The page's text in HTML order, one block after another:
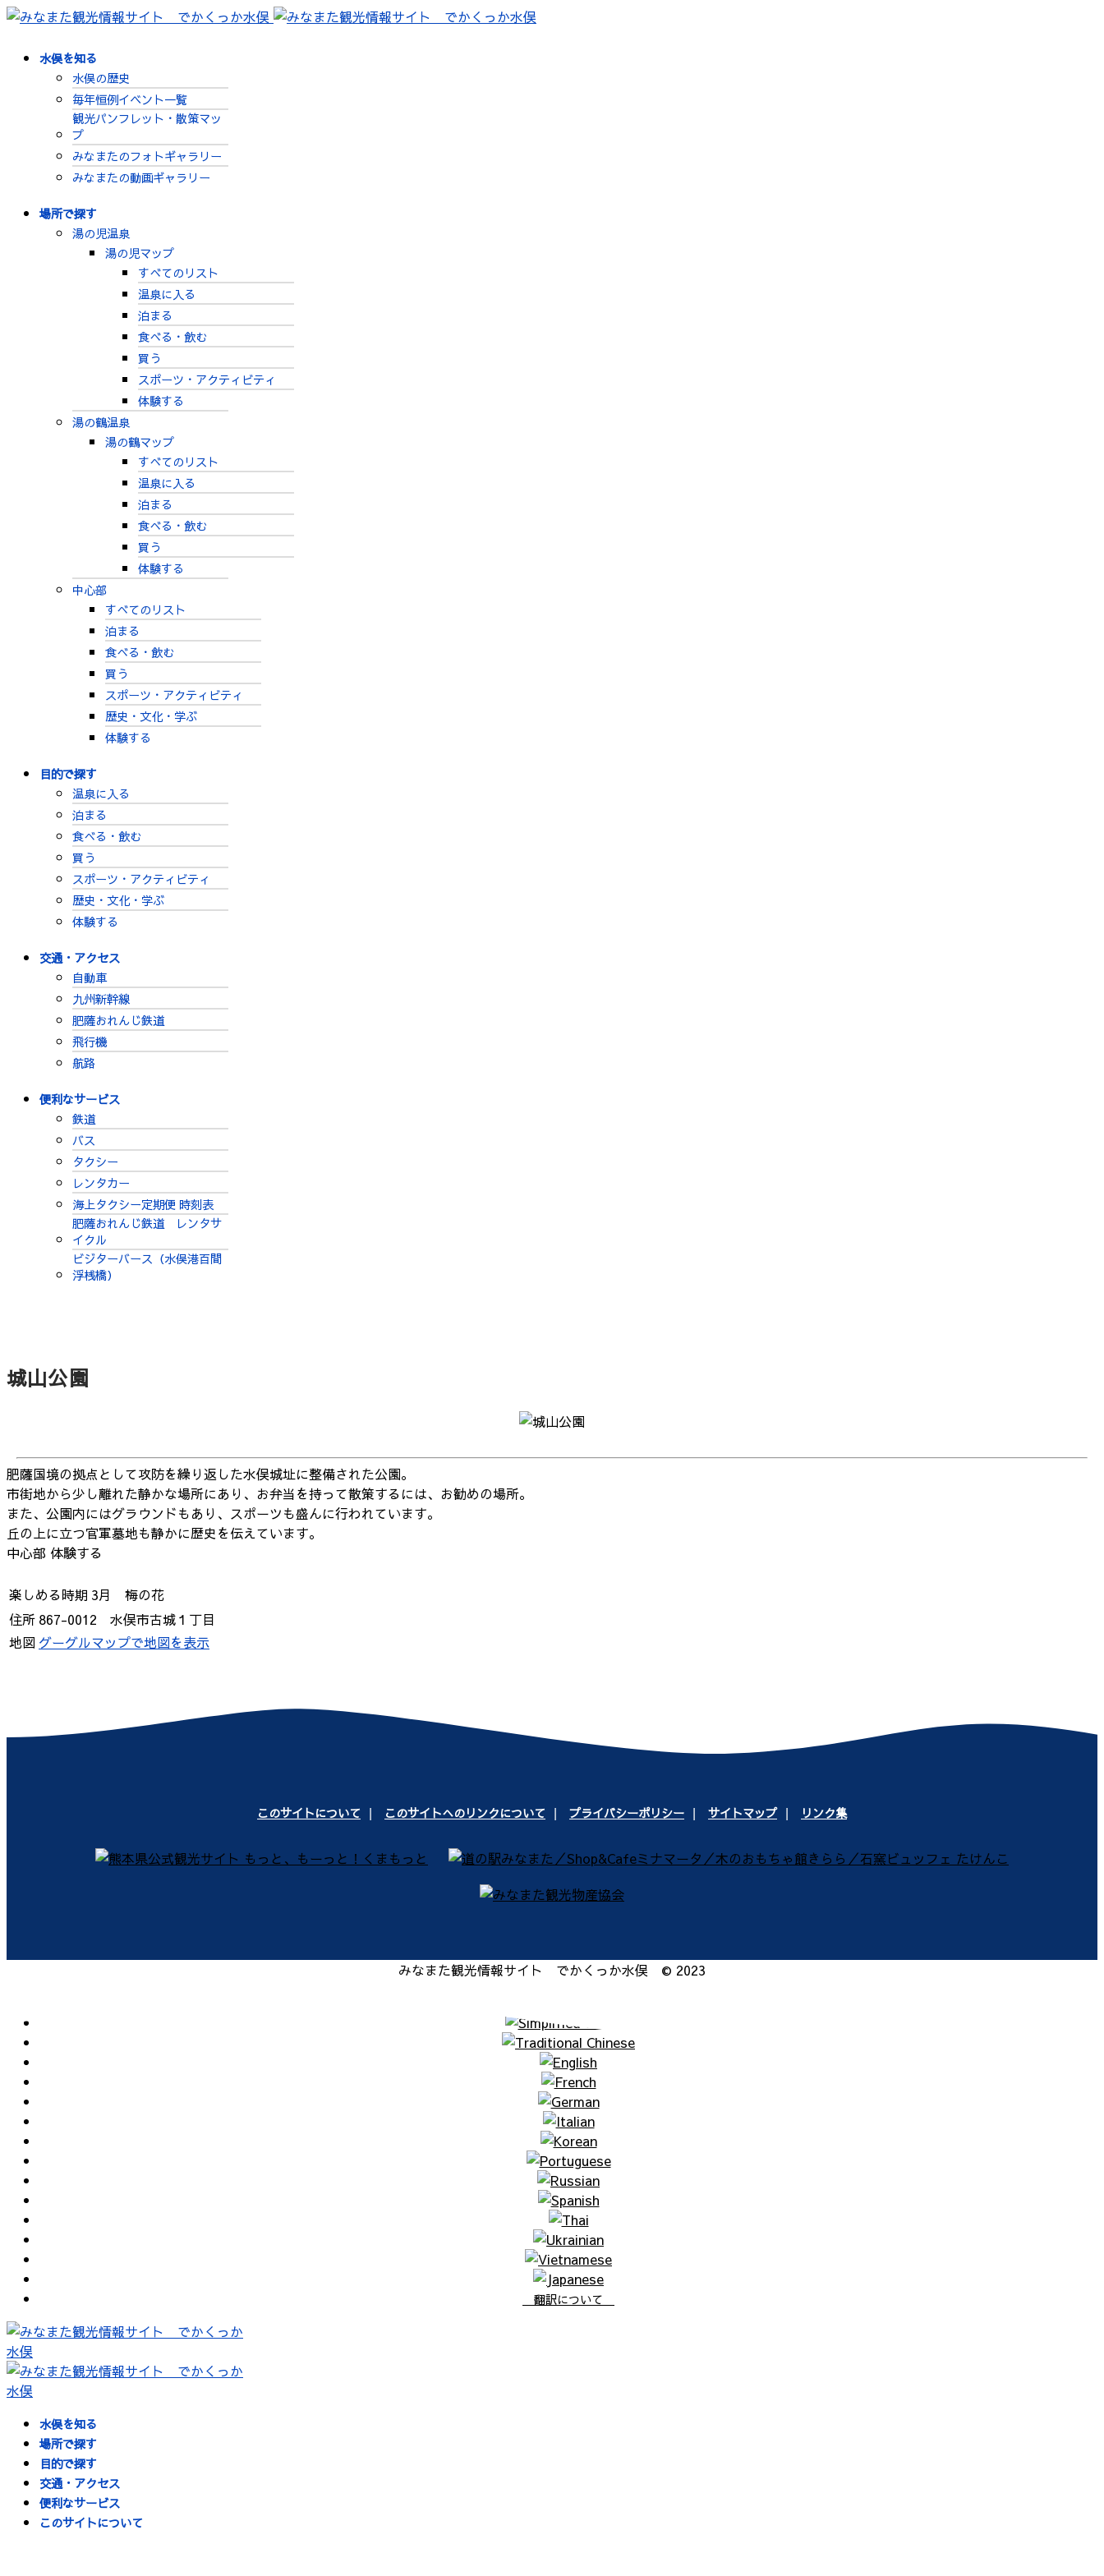
水俣を知る
水俣の歴史
毎年恒例イベント一覧
観光パンフレット・散策マッ
プ
みなまたのフォトギャラリー
みなまたの動画ギャラリー
場所で探す
湯の児温泉
湯の児マップ
すべてのリスト
温泉に入る
泊まる
食べる・飲む
買う
スポーツ・アクティビティ
体験する
湯の鶴温泉
湯の鶴マップ
すべてのリスト
温泉に入る
泊まる
食べる・飲む
買う
体験する
中心部
すべてのリスト
泊まる
食べる・飲む
買う
スポーツ・アクティビティ
歴史・文化・学ぶ
体験する
目的で探す
温泉に入る
泊まる
食べる・飲む
買う
スポーツ・アクティビティ
歴史・文化・学ぶ
体験する
交通・アクセス
自動車
九州新幹線
肥薩おれんじ鉄道
飛行機
航路
便利なサービス
鉄道
バス
タクシー
レンタカー
海上タクシー定期便 時刻表
肥薩おれんじ鉄道 レンタサ
イクル
ビジターバース（水俣港百間
浮桟橋）
城山公園
肥薩国境の拠点として攻防を繰り返した水俣城址に整備された公園。
市街地から少し離れた静かな場所にあり、お弁当を持って散策するには、お勧めの場所。
また、公園内にはグラウンドもあり、スポーツも盛んに行われています。
丘の上に立つ官軍墓地も静かに歴史を伝えています。
中心部 体験する
楽しめる時期 3月 梅の花
住所 867-0012 水俣市古城１丁目
地図 グーグルマップで地図を表示
このサイトについて このサイトへのリンクについて プライバシーポリシー サイトマップ リンク集
みなまた観光情報サイト でかくっか水俣 © 2023
翻訳について
水俣を知る
場所で探す
目的で探す
交通・アクセス
便利なサービス
このサイトについて